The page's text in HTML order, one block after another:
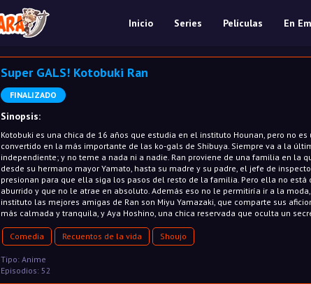
Inicio Series Películas En
Super GALS! Kotobuki Ran
FINALIZADO
Sinopsis:
Kotobuki es una chica de 16 años que estudia en el instituto Hounan, pero no
convertido en la más importante de las ko-gals de Shibuya. Siempre va a la
independiente; y no teme a nada ni a nadie. Ran proviene de una familia en la
desde su hermano mayor Yamato, hasta su madre y su padre, el jefe de
presionan para que ella siga los pasos del resto de la familia. Pero ella no está
aburrido y que no le atrae en absoluto. Además eso no le permitiría ir a la
instituto las mejores amigas de Ran son Miyu Yamazaki, que comparte sus
más calmada y tranquila, y Aya Hoshino, una chica reservada que oculta un
Comedia Recuentos de la vida Shoujo
Tipo: Anime
Episodios: 52